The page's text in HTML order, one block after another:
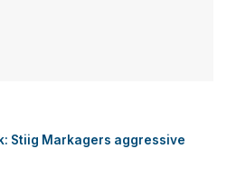
Stiig Markagers aggressive